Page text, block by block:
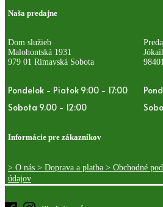
Naša predajne
Dom služieb
Malohontská 1931
979 01 Rimavská Sobota
Pondelok - Piatok 9:00 - 17:00
Sobota 9.00 - 12:00
Informácie pre zákazníkov
> O nás > Doprava a platba > Obchodné
údajov